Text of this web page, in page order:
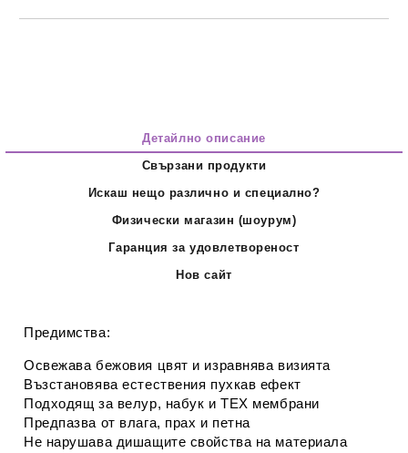
Детайлно описание
Свързани продукти
Искаш нещо различно и специално?
Физически магазин (шоурум)
Гаранция за удовлетвореност
Нов сайт
Предимства:
Освежава бежовия цвят и изравнява визията
Възстановява естествения пухкав ефект
Подходящ за велур, набук и TEX мембрани
Предпазва от влага, прах и петна
Не нарушава дишащите свойства на материала